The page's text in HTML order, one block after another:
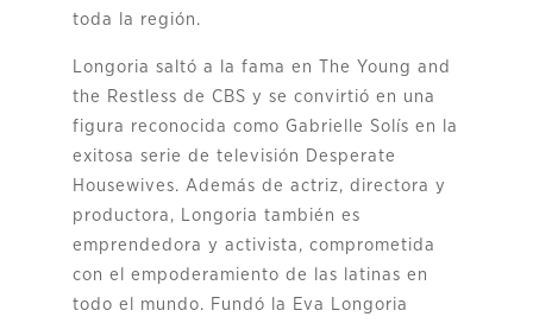
toda la región.
Longoria saltó a la fama en The Young and
the Restless de CBS y se convirtió en una
figura reconocida como Gabrielle Solís en la
exitosa serie de televisión Desperate
Housewives. Además de actriz, directora y
productora, Longoria también es
emprendedora y activista, comprometida
con el empoderamiento de las latinas en
todo el mundo. Fundó la Eva Longoria